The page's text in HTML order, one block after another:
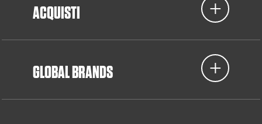
ACQUISTI
GLOBAL BRANDS